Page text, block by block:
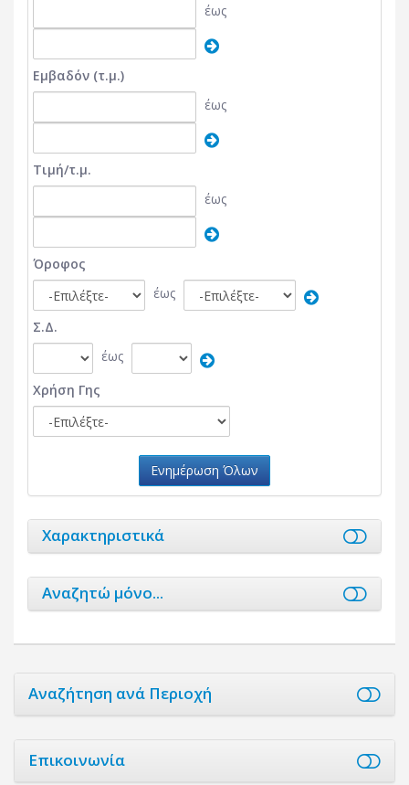
έως
Εμβαδόν (τ.μ.)
έως
Τιμή/τ.μ.
έως
Όροφος
έως
Σ.Δ.
έως
Χρήση Γης
Ενημέρωση Όλων
Χαρακτηριστικά
Αναζητώ μόνο...
Αναζήτηση ανά Περιοχή
Επικοινωνία